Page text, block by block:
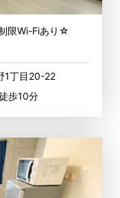
限Wi-Fiあり☆
1丁目20-22
歩10分